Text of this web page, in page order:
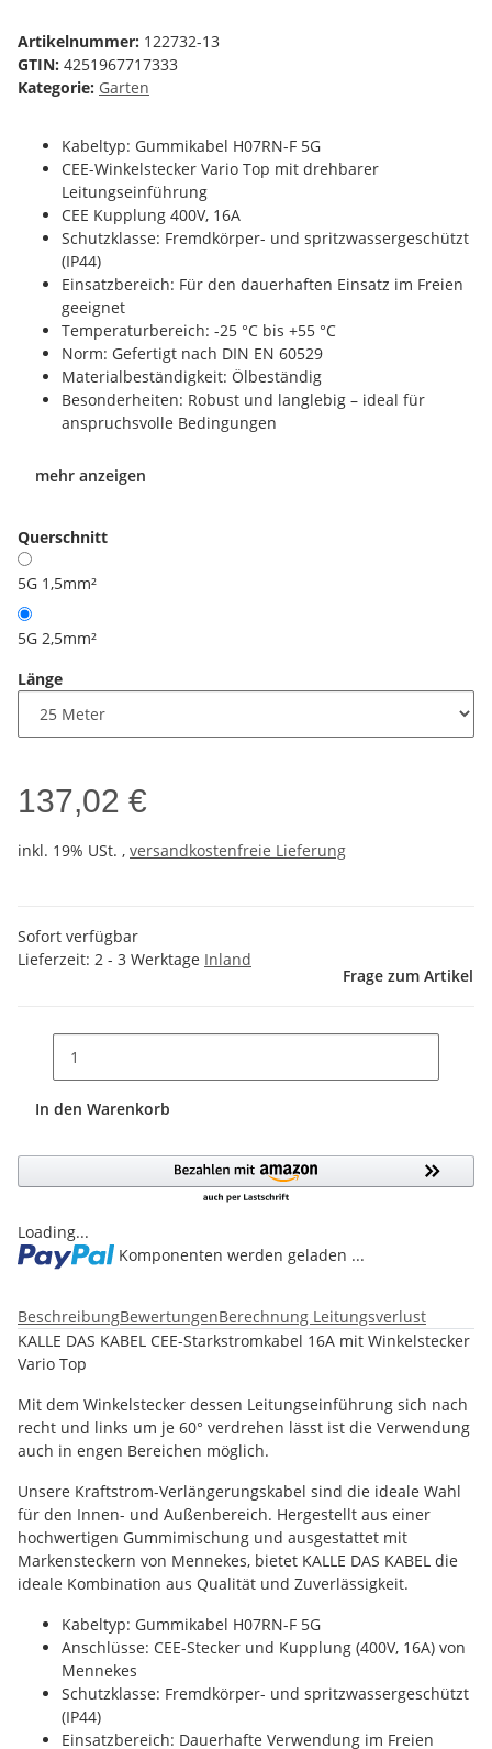
Artikelnummer: 122732-13
GTIN: 4251967717333
Kategorie: Garten
Kabeltyp: Gummikabel H07RN-F 5G
CEE-Winkelstecker Vario Top mit drehbarer
Leitungseinführung
CEE Kupplung 400V, 16A
Schutzklasse: Fremdkörper- und spritzwassergeschützt
(IP44)
Einsatzbereich: Für den dauerhaften Einsatz im Freien
geeignet
Temperaturbereich: -25 °C bis +55 °C
Norm: Gefertigt nach DIN EN 60529
Materialbeständigkeit: Ölbeständig
Besonderheiten: Robust und langlebig – ideal für
anspruchsvolle Bedingungen
mehr anzeigen
Querschnitt
5G 1,5mm²
5G 2,5mm²
Länge
137,02 €
inkl. 19% USt. , versandkostenfreie Lieferung
Sofort verfügbar
Lieferzeit: 2 - 3 Werktage Inland
Frage zum Artikel
In den Warenkorb
Loading...
Komponenten werden geladen ...
BeschreibungBewertungenBerechnung Leitungsverlust
KALLE DAS KABEL CEE-Starkstromkabel 16A mit Winkelstecker
Vario Top
Mit dem Winkelstecker dessen Leitungseinführung sich nach
recht und links um je 60° verdrehen lässt ist die Verwendung
auch in engen Bereichen möglich.
Unsere Kraftstrom-Verlängerungskabel sind die ideale Wahl
für den Innen- und Außenbereich. Hergestellt aus einer
hochwertigen Gummimischung und ausgestattet mit
Markensteckern von Mennekes, bietet KALLE DAS KABEL die
ideale Kombination aus Qualität und Zuverlässigkeit.
Kabeltyp: Gummikabel H07RN-F 5G
Anschlüsse: CEE-Stecker und Kupplung (400V, 16A) von
Mennekes
Schutzklasse: Fremdkörper- und spritzwassergeschützt
(IP44)
Einsatzbereich: Dauerhafte Verwendung im Freien